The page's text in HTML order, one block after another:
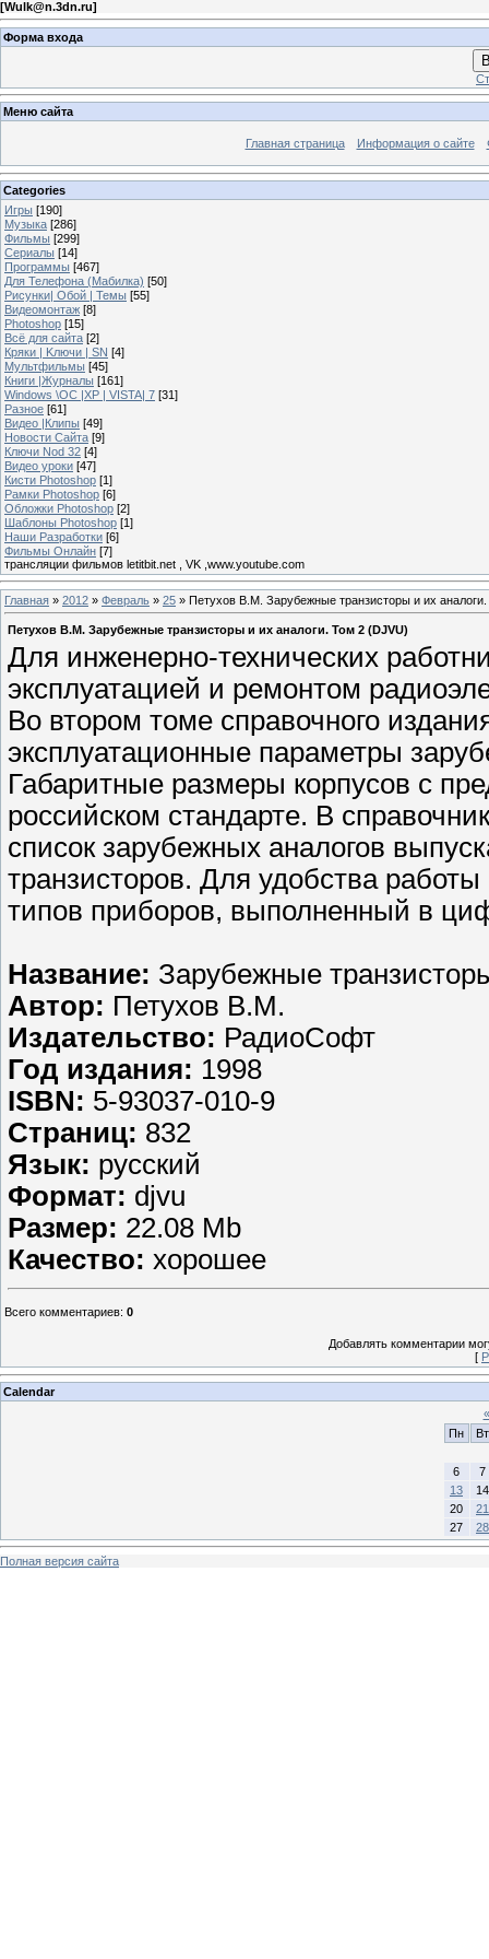
[Wulk@n.3dn.ru]
Форма входа
Меню сайта
Главная страница Информация о сайте
Categories
Игры [190]
Музыка [286]
Фильмы [299]
Сериалы [14]
Программы [467]
Для Телефона (Мабилка) [50]
Рисунки| Обой | Темы [55]
Видеомонтаж [8]
Photoshop [15]
Всё для сайта [2]
Кряки | Kлючи | SN [4]
Мультфильмы [45]
Книги |Журналы [161]
Windows \OC |XP | VISTA| 7 [31]
Разное [61]
Видео |Клипы [49]
Новости Сайта [9]
Ключи Nod 32 [4]
Видео уроки [47]
Кисти Photoshop [1]
Рамки Photoshop [6]
Обложки Photoshop [2]
Шаблоны Photoshop [1]
Наши Разработки [6]
Фильмы Онлайн [7]
трансляции фильмов letitbit.net , VK ,www.youtube.com
Главная » 2012 » Февраль » 25 » Петухов В.М. Зарубежные транзисторы и их
Петухов В.М. Зарубежные транзисторы и их аналоги. Том 2 (DJVU)
Для инженерно-технических
эксплуатацией и ремонтом
Во втором томе справочного
эксплуатационные параметры
Габаритные размеры корпусов с
российском стандарте. В
список зарубежных аналогов
транзисторов. Для удобства
типов приборов, выполненный в
Название: Зарубежные
Автор: Петухов В.М.
Издательство: РадиоСофт
Год издания: 1998
ISBN: 5-93037-010-9
Страниц: 832
Язык: русский
Формат: djvu
Размер: 22.08 Mb
Качество: хорошее
Всего комментариев: 0
Добавлять комментарии
[
Calendar
«
Пн
Вт
6
7
13
14
20
21
27
28
Полная версия сайта